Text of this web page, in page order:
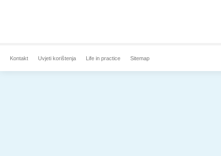
Kontakt Uvjeti korištenja Life in practice Sitemap